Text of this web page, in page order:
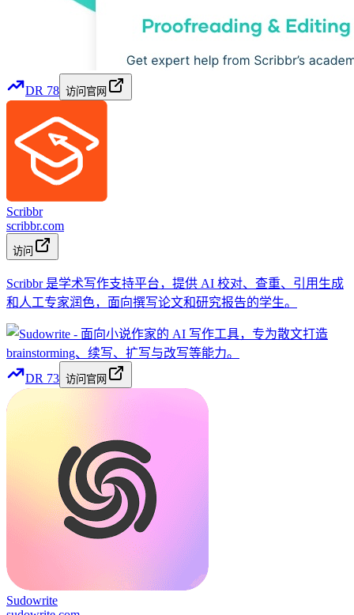
DR 78 访问官网
Scribbr
scribbr.com
访问
Scribbr 是学术写作支持平台，提供 AI 校对、查重、引用生成
和人工专家润色，面向撰写论文和研究报告的学生。
DR 73 访问官网
Sudowrite